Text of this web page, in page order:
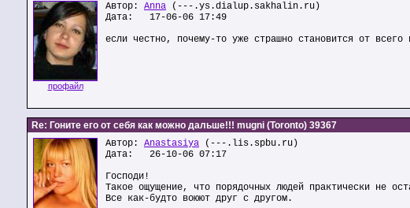
профайл
Автор: Anna (---.ys.dialup.sakhalin.ru)
Дата: 17-06-06 17:49
если честно, почему-то уже страшно становится от всего
Re: Гоните его от себя как можно дальше!!! mugni (Toronto) 39367
Автор: Anastasiya (---.lis.spbu.ru)
Дата: 26-10-06 07:17
Господи!
Такое ощущение, что порядочных людей практически не
Все как-будто воюют друг с другом.